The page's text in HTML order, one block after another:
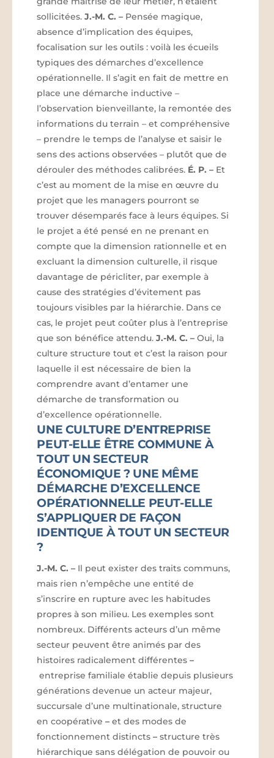
sollicitées.J.-M. C. – Pensée magique,
absence d’implication des équipes,
focalisation sur les outils : voilà les écueils
typiques des démarches d’excellence
opérationnelle. Il s’agit en fait de mettre en
place une démarche inductive –
l’observation bienveillante, la remontée des
informations du terrain – et compréhensive
– prendre le temps de l’analyse et saisir le
sens des actions observées – plutôt que de
dérouler des méthodes calibrées. É. P. – Et
c’est au moment de la mise en œuvre du
projet que les managers pourront se
trouver désemparés face à leurs équipes. Si
le projet a été pensé en ne prenant en
compte que la dimension rationnelle et en
excluant la dimension culturelle, il risque
davantage de péricliter, par exemple à
cause des stratégies d’évitement pas
toujours visibles par la hiérarchie. Dans ce
cas, le projet peut coûter plus à l’entreprise
que son bénéfice attendu.J.-M. C. – Oui, la
culture structure tout et c’est la raison pour
laquelle il est nécessaire de bien la
comprendre avant d’entamer une
démarche de transformation ou
d’excellence opérationnelle.
UNE CULTURE D’ENTREPRISE
PEUT-ELLE ÊTRE COMMUNE À
TOUT UN SECTEUR
ÉCONOMIQUE ? UNE MÊME
DÉMARCHE D’EXCELLENCE
OPÉRATIONNELLE PEUT-ELLE
S’APPLIQUER DE FAÇON
IDENTIQUE À TOUT UN SECTEUR
?
J.-M. C. – Il peut exister des traits communs,
mais rien n’empêche une entité de
s’inscrire en rupture avec les habitudes
propres à son milieu. Les exemples sont
nombreux. Différents acteurs d’un même
secteur peuvent être animés par des
histoires radicalement différentes –
entreprise familiale établie depuis plusieurs
générations devenue un acteur majeur,
succursale d’une multinationale, structure
en coopérative – et des modes de
fonctionnement distincts – structure très
hiérarchique sans délégation de pouvoir ou